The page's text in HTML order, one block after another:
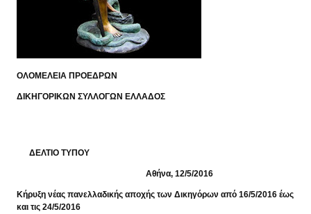
ΟΛΟΜΕΛΕΙΑ ΠΡΟΕΔΡΩΝ
ΔΙΚΗΓΟΡΙΚΩΝ ΣΥΛΛΟΓΩΝ ΕΛΛΑΔΟΣ
ΔΕΛΤΙΟ ΤΥΠΟΥ
Αθήνα, 12/5/2016
Κήρυξη νέας πανελλαδικής αποχής των Δικηγόρων από 16/5/2016 έως
και τις 24/5/2016